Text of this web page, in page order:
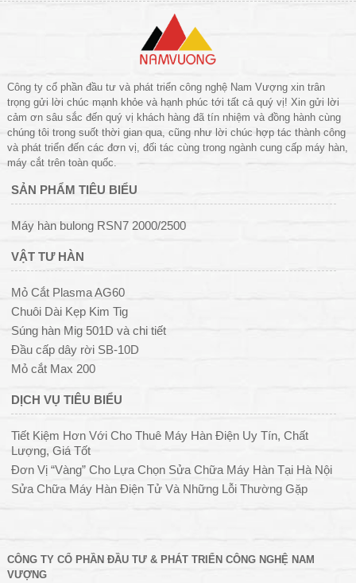
Công ty cổ phần đầu tư và phát triển công nghệ Nam Vượng xin trân
trọng gửi lời chúc mạnh khỏe và hạnh phúc tới tất cả quý vị! Xin gửi lời
cảm ơn sâu sắc đến quý vị khách hàng đã tín nhiệm và đồng hành cùng
chúng tôi trong suốt thời gian qua, cũng như lời chúc hợp tác thành công
và phát triển đến các đơn vị, đối tác cùng trong ngành cung cấp máy hàn,
máy cắt trên toàn quốc.
SẢN PHẨM TIÊU BIỂU
Máy hàn bulong RSN7 2000/2500
VẬT TƯ HÀN
Mỏ Cắt Plasma AG60
Chuôi Dài Kẹp Kim Tig
Súng hàn Mig 501D và chi tiết
Đầu cấp dây rời SB-10D
Mỏ cắt Max 200
DỊCH VỤ TIÊU BIỂU
Tiết Kiệm Hơn Với Cho Thuê Máy Hàn Điện Uy Tín, Chất
Lượng, Giá Tốt
Đơn Vị “Vàng” Cho Lựa Chọn Sửa Chữa Máy Hàn Tại Hà Nội
Sửa Chữa Máy Hàn Điện Tử Và Những Lỗi Thường Gặp
CÔNG TY CỔ PHẦN ĐẦU TƯ & PHÁT TRIỂN CÔNG NGHỆ NAM
VƯỢNG